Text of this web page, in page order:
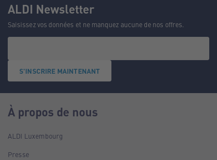
ALDI Newsletter
Saisissez vos données et ne manquez aucune de nos offres.
S'INSCRIRE MAINTENANT
À propos de nous
ALDI Luxembourg
Presse